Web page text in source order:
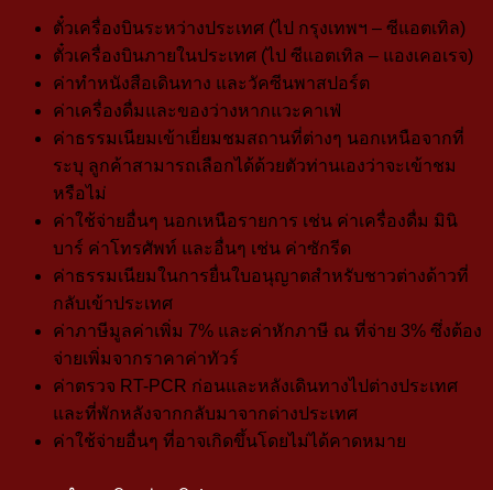
ตั๋วเครื่องบินระหว่างประเทศ (ไป กรุงเทพฯ – ซีแอตเทิล)
ตั๋วเครื่องบินภายในประเทศ (ไป ซีแอตเทิล – แองเคอเรจ)
ค่าทำหนังสือเดินทาง และวัคซีนพาสปอร์ต
ค่าเครื่องดื่มและของว่างหากแวะคาเฟ่
ค่าธรรมเนียมเข้าเยี่ยมชมสถานที่ต่างๆ นอกเหนือจากที่
ระบุ ลูกค้าสามารถเลือกได้ด้วยตัวท่านเองว่าจะเข้าชม
หรือไม่
ค่าใช้จ่ายอื่นๆ นอกเหนือรายการ เช่น ค่าเครื่องดื่ม มินิ
บาร์ ค่าโทรศัพท์ และอื่นๆ เช่น ค่าซักรีด
ค่าธรรมเนียมในการยื่นใบอนุญาตสำหรับชาวต่างด้าวที่
กลับเข้าประเทศ
ค่าภาษีมูลค่าเพิ่ม 7% และค่าหักภาษี ณ ที่จ่าย 3% ซึ่งต้อง
จ่ายเพิ่มจากราคาค่าทัวร์
ค่าตรวจ RT-PCR ก่อนและหลังเดินทางไปต่างประเทศ
และที่พักหลังจากกลับมาจากด่างประเทศ
ค่าใช้จ่ายอื่นๆ ที่อาจเกิดขึ้นโดยไม่ได้คาดหมาย